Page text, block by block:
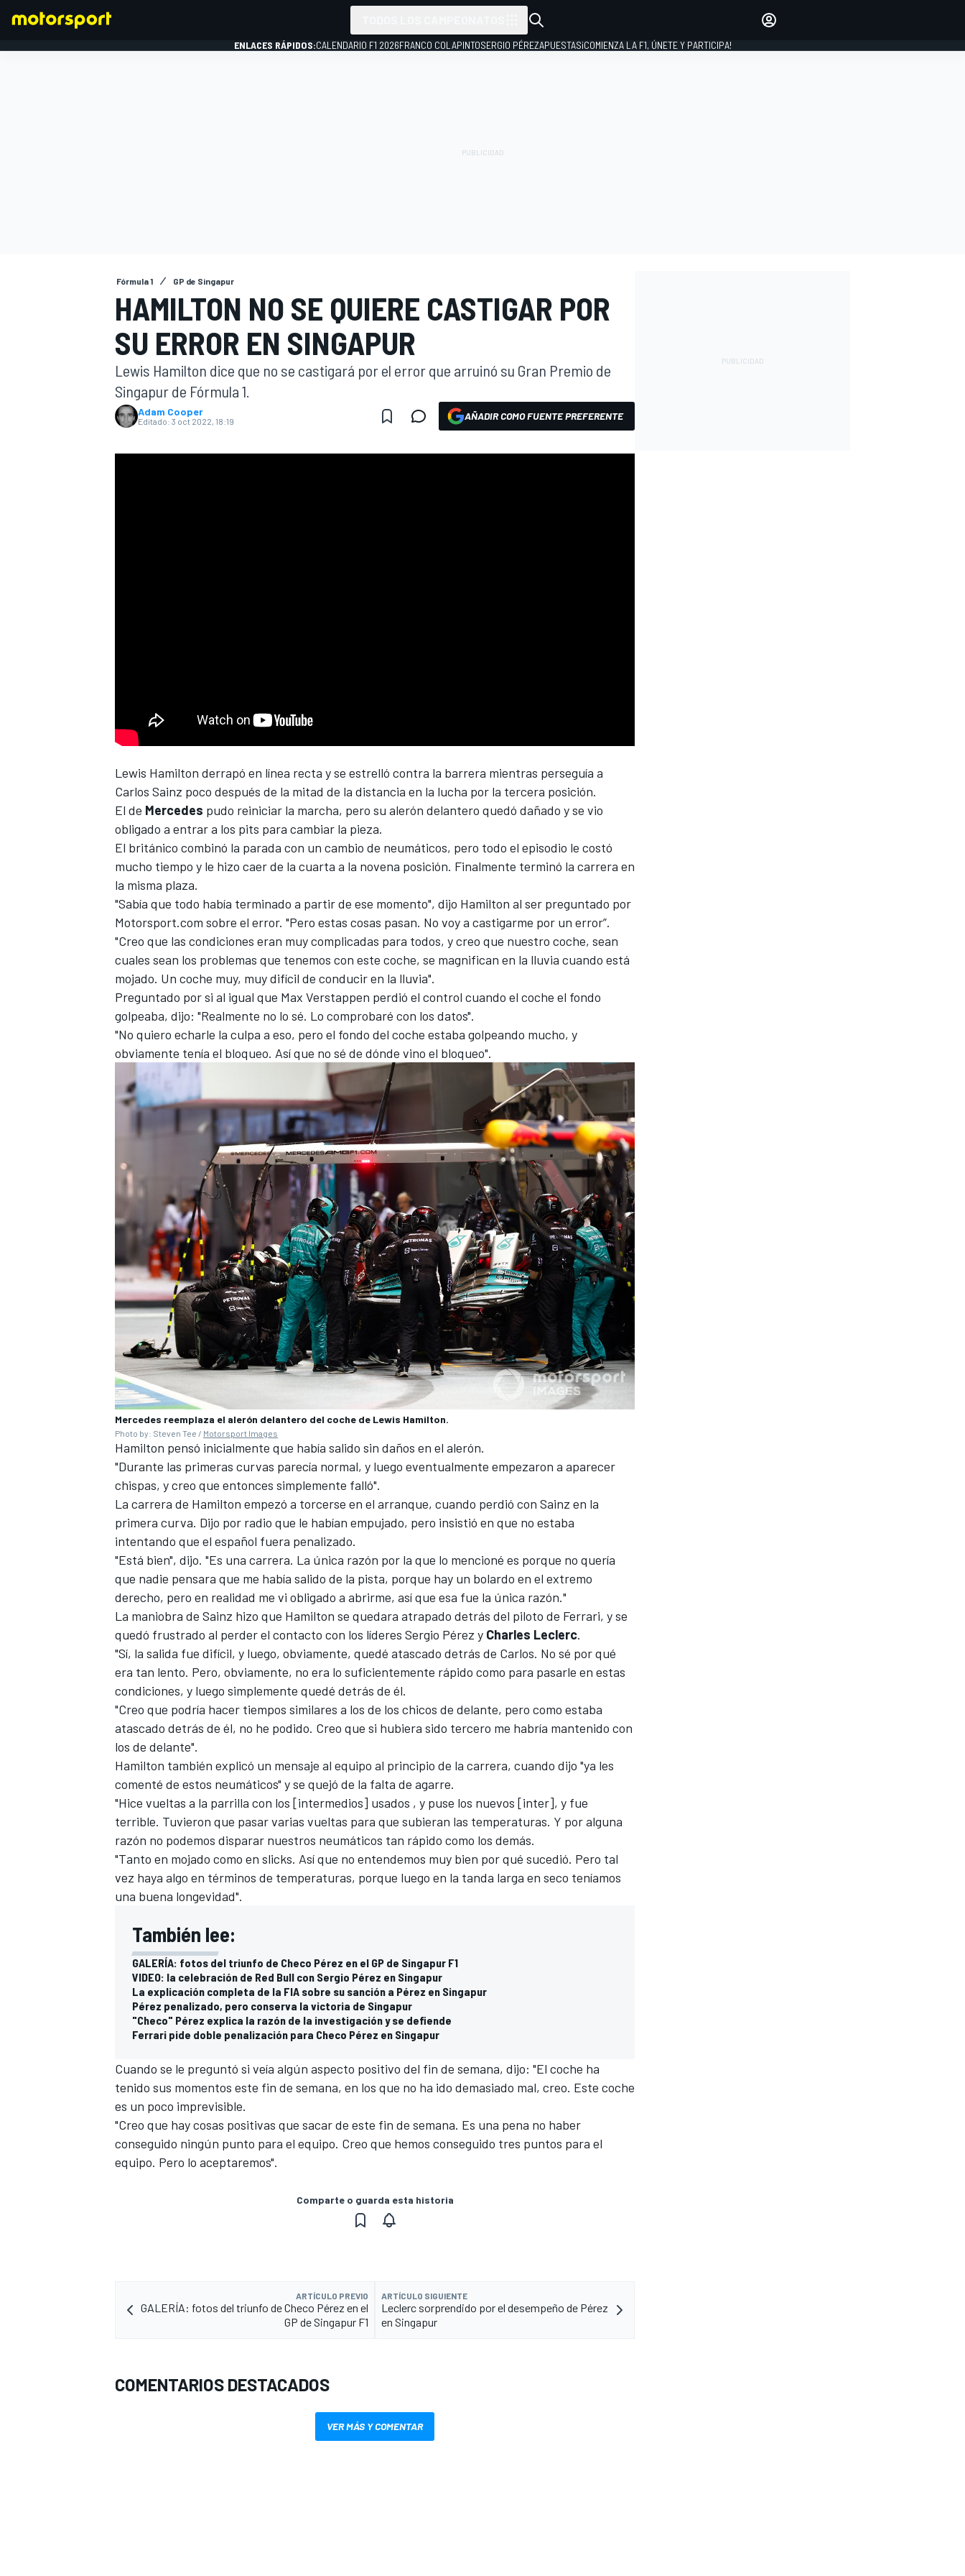
INDYCAR
NASCAR CUP
FÓRMULA E
WRC
INICIAR SESIÓN
ENLACES RÁPIDOS:CALENDARIO F1 2026FRANCO COLAPINTOSERGIO PÉREZAPUESTAS¡COMIENZA LA F1, ÚNETE Y PARTICIPA!
Fórmula 1 GP de Singapur
HAMILTON NO SE QUIERE CASTIGAR POR
SU ERROR EN SINGAPUR
Lewis Hamilton dice que no se castigará por el error que arruinó su Gran Premio de
Singapur de Fórmula 1.
Adam Cooper
Editado: 3 oct 2022, 18:19 AÑADIR COMO FUENTE PREFERENTE
Lewis Hamilton derrapó en línea recta y se estrelló contra la barrera mientras perseguía a
Carlos Sainz poco después de la mitad de la distancia en la lucha por la tercera posición.
El de Mercedes pudo reiniciar la marcha, pero su alerón delantero quedó dañado y se vio
obligado a entrar a los pits para cambiar la pieza.
El británico combinó la parada con un cambio de neumáticos, pero todo el episodio le costó
mucho tiempo y le hizo caer de la cuarta a la novena posición. Finalmente terminó la carrera en
la misma plaza.
"Sabía que todo había terminado a partir de ese momento", dijo Hamilton al ser preguntado por
Motorsport.com sobre el error. "Pero estas cosas pasan. No voy a castigarme por un error”.
"Creo que las condiciones eran muy complicadas para todos, y creo que nuestro coche, sean
cuales sean los problemas que tenemos con este coche, se magnifican en la lluvia cuando está
mojado. Un coche muy, muy difícil de conducir en la lluvia".
Preguntado por si al igual que Max Verstappen perdió el control cuando el coche el fondo
golpeaba, dijo: "Realmente no lo sé. Lo comprobaré con los datos".
"No quiero echarle la culpa a eso, pero el fondo del coche estaba golpeando mucho, y
obviamente tenía el bloqueo. Así que no sé de dónde vino el bloqueo".
Mercedes reemplaza el alerón delantero del coche de Lewis Hamilton.
Photo by: Steven Tee / Motorsport Images
Hamilton pensó inicialmente que había salido sin daños en el alerón.
"Durante las primeras curvas parecía normal, y luego eventualmente empezaron a aparecer
chispas, y creo que entonces simplemente falló".
La carrera de Hamilton empezó a torcerse en el arranque, cuando perdió con Sainz en la
primera curva. Dijo por radio que le habían empujado, pero insistió en que no estaba
intentando que el español fuera penalizado.
"Está bien", dijo. "Es una carrera. La única razón por la que lo mencioné es porque no quería
que nadie pensara que me había salido de la pista, porque hay un bolardo en el extremo
derecho, pero en realidad me vi obligado a abrirme, así que esa fue la única razón."
La maniobra de Sainz hizo que Hamilton se quedara atrapado detrás del piloto de Ferrari, y se
quedó frustrado al perder el contacto con los líderes Sergio Pérez y Charles Leclerc.
"Sí, la salida fue difícil, y luego, obviamente, quedé atascado detrás de Carlos. No sé por qué
era tan lento. Pero, obviamente, no era lo suficientemente rápido como para pasarle en estas
condiciones, y luego simplemente quedé detrás de él.
"Creo que podría hacer tiempos similares a los de los chicos de delante, pero como estaba
atascado detrás de él, no he podido. Creo que si hubiera sido tercero me habría mantenido con
los de delante".
Hamilton también explicó un mensaje al equipo al principio de la carrera, cuando dijo "ya les
comenté de estos neumáticos" y se quejó de la falta de agarre.
"Hice vueltas a la parrilla con los [intermedios] usados , y puse los nuevos [inter], y fue
terrible. Tuvieron que pasar varias vueltas para que subieran las temperaturas. Y por alguna
razón no podemos disparar nuestros neumáticos tan rápido como los demás.
"Tanto en mojado como en slicks. Así que no entendemos muy bien por qué sucedió. Pero tal
vez haya algo en términos de temperaturas, porque luego en la tanda larga en seco teníamos
una buena longevidad".
También lee:
GALERÍA: fotos del triunfo de Checo Pérez en el GP de Singapur F1
VIDEO: la celebración de Red Bull con Sergio Pérez en Singapur
La explicación completa de la FIA sobre su sanción a Pérez en Singapur
Pérez penalizado, pero conserva la victoria de Singapur
"Checo" Pérez explica la razón de la investigación y se defiende
Ferrari pide doble penalización para Checo Pérez en Singapur
Cuando se le preguntó si veía algún aspecto positivo del fin de semana, dijo: "El coche ha
tenido sus momentos este fin de semana, en los que no ha ido demasiado mal, creo. Este coche
es un poco imprevisible.
"Creo que hay cosas positivas que sacar de este fin de semana. Es una pena no haber
conseguido ningún punto para el equipo. Creo que hemos conseguido tres puntos para el
equipo. Pero lo aceptaremos".
Comparte o guarda esta historia
ARTÍCULO PREVIO
GALERÍA: fotos del triunfo de Checo Pérez en el
GP de Singapur F1
ARTÍCULO SIGUIENTE
Leclerc sorprendido por el desempeño de Pérez
en Singapur
COMENTARIOS DESTACADOS
VER MÁS Y COMENTAR